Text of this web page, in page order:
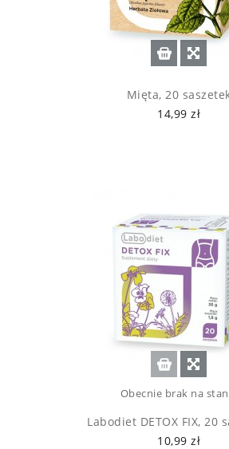
Mięta, 20
14,99 zł
Obecnie brak na
Labodiet DETOX FIX, 20
10,99 zł